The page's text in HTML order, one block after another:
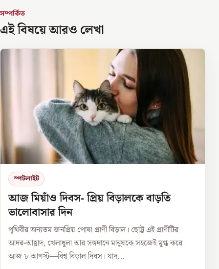
সম্পর্কিত
এই বিষয়ে আরও লেখা
স্পটলাইট
আজ মিয়াঁও দিবস- প্রিয় বিড়ালকে বাড়তি
ভালোবাসার দিন
পৃথিবীর অন্যতম জনপ্রিয় পোষা প্রাণী বিড়াল। ছোট্ট এই প্রাণীটির
আদর-আহ্লাদ, খেলাধুলা আর সঙ্গদানে মানুষকে সহজেই মুগ্ধ করে।
আজ ৮ আগস্ট—বিশ্ব বিড়াল দিবস। যাদ...